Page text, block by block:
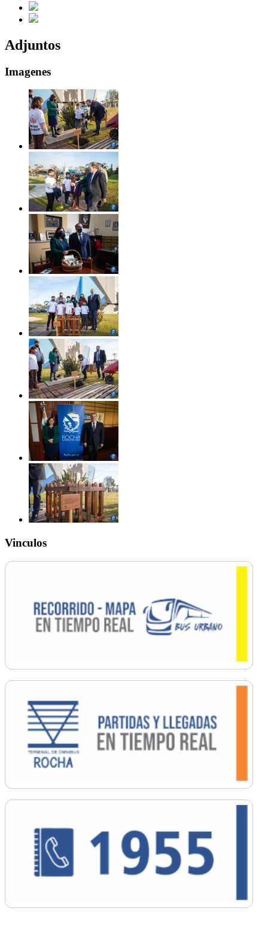
Adjuntos
Imagenes
Vinculos